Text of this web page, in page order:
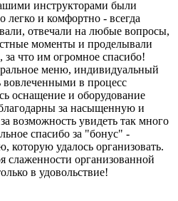
инструкторами были
и комфортно - всегда
отвечали на любые вопросы,
моменты и проделывали
что им огромное спасибо!
меню, индивидуальный
в процесс
оснащение и оборудование
за насыщенную и
возможность увидеть так много
спасибо за "бонус" -
удалось организовать.
слаженности организованной
в удовольствие!